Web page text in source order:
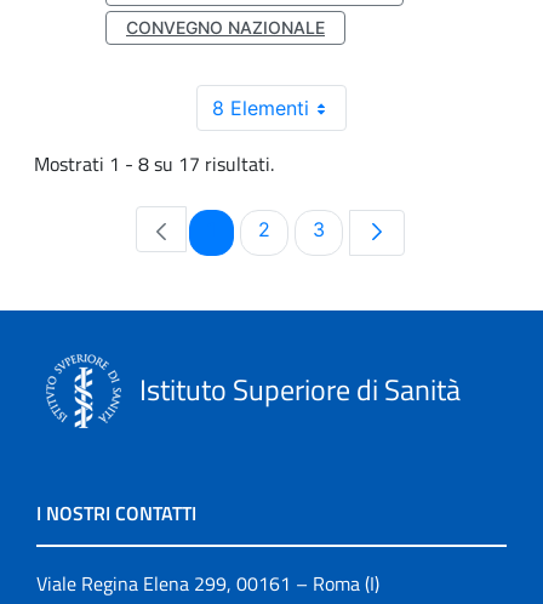
CONVEGNO NAZIONALE
8 Elementi
Mostrati 1 - 8 su 17 risultati.
PaginaPagina
2 Pagina
3
Istituto Superiore di Sanità
I NOSTRI CONTATTI
Viale Regina Elena 299, 00161 – Roma (I)